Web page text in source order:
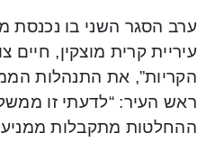
ערב הסגר השני בו
עיריית קרית מוצקין, חיים
הקריות”, את התנהלות
ראש העיר: “לדעתי זו
ההחלטות מתקבלות